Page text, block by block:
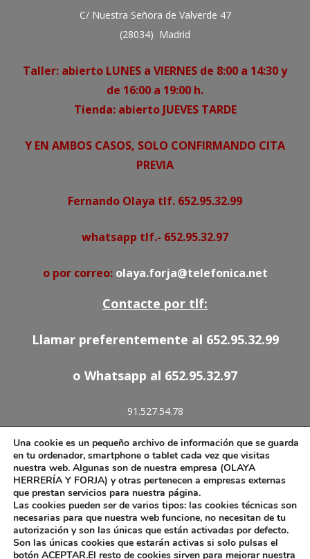
C/ Nuestra Señora de Valverde 47
(28034) Madrid
Taller: abierto LUNES a VIERNES de 8:00 a 14:30 y
de 16:00 a 19:00 h.
Tienda: abierto JUEVES TARDE
Y EN AMBOS CASOS, SOLO CONFIRMANDO CITA
PREVIA
Fernando Olaya tlf. 652.95.32.99
whatsapp tlf.- 652.95.32.97
o por correo: olaya.forja@telefonica.net
Contacte por tlf:
Llamar preferentemente al 652.95.32.99
o Whatsapp al 652.95.32.97
91.527.54.78
652.95.32.97
olaya.forja@telefonica.net
Aviso Legal
Política de Cookies
Una cookie es un pequeño archivo de información que se guarda
en tu ordenador, smartphone o tablet cada vez que visitas
nuestra web. Algunas son de nuestra empresa (OLAYA
HERRERÍA Y FORJA) y otras pertenecen a empresas externas
que prestan servicios para nuestra página.
Las cookies pueden ser de varios tipos: las cookies técnicas son
necesarias para que nuestra web funcione, no necesitan de tu
autorización y son las únicas que están activadas por defecto.
Son las únicas cookies que estarán activas si solo pulsas el
botón ACEPTAR.El resto de cookies sirven para mejorar nuestra